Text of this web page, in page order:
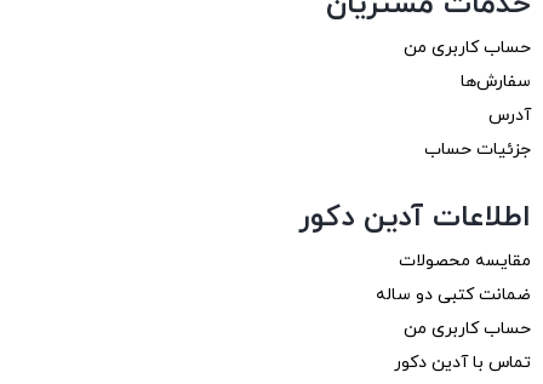
حساب کاربری من
سفارش‌ها
آدرس
جزئیات حساب
اطلاعات آدین دکور
مقایسه محصولات
ضمانت کتبی دو ساله
حساب کاربری من
تماس با آدین دکور